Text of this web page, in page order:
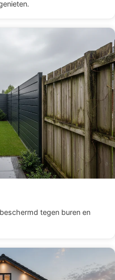
tegen buren en